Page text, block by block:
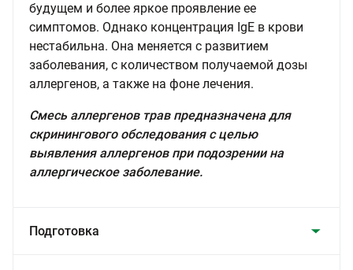
будущем и более яркое проявление ее
симптомов. Однако концентрация IgE в крови
нестабильна. Она меняется с развитием
заболевания, с количеством получаемой дозы
аллергенов, а также на фоне лечения.
Смесь аллергенов трав предназначена для
скринингового обследования с целью
выявления аллергенов при подозрении на
аллергическое заболевание.
Подготовка